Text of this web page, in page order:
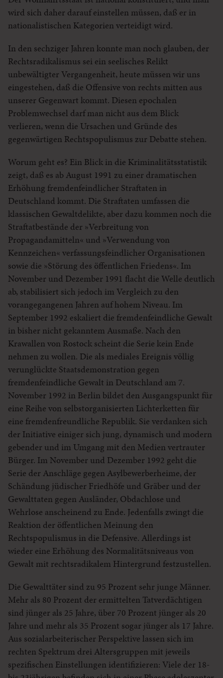
wird sich daher darauf einstellen müssen, daß er in
nationalistischen Kategorien verteidigt wird.
In den sechziger Jahren konnte man noch glauben, der
Rechtsradikalismus sei ein seelisches Relikt
unbewältigter Vergangenheit, heute müssen wir uns
eingestehen, daß die Offensive von rechts mitten aus
unserer Gegenwart kommt. Diesen epochalen
Problemwechsel darf man nicht aus dem Blick
verlieren, wenn die Ursachen und Gründe des
gegenwärtigen Rechtspopulismus zur Debatte stehen.
Worum geht es? Ein Blick in die Kriminalitätsstatistik
zeigt, daß es ab August 1991 zu einer dramatischen
Erhöhung fremdenfeindlicher Straftaten in
Deutschland kommt. Die Straftaten umfassen die
klassischen Gewaltdelikte, aber dazu kommen noch die
Straftatbestände der »Verbreitung von
Propagandamitteln« und »Verwendung von
Kennzeichen« verfassungsfeindlicher Organisationen
sowie die »Störung des öffentlichen Friedens«. Im
November und Dezember 1991 flacht die Welle deutlich
ab, stabilisiert sich jedoch im Vergleich zu den
vorangegangenen Jahren auf hohem Niveau. Im
September 1992 eskaliert die fremdenfeindliche Gewalt
in bisher nicht gekanntem Ausmaße. Nach den
Krawallen von Rostock scheint die Serie kein Ende
nehmen zu wollen. Die als mediales Ereignis völlig
verunglückte Staatsdemonstration gegen
fremdenfeindliche Gewalt in Deutschland am 7.
November 1992 in Berlin bildet den Ausgangspunkt für
eine Reihe von selbstorganisierten Lichterketten für
eine fremdenfreundliche Republik. Sie verdanken sich
der Initiative einiger sich jung, dynamisch und modern
gebender und im Umgang mit den Medien vertrauter
Bürger. Im November und Dezember 1992 geht die
Serie der Anschläge gegen Asylbewerberheime, der
Schändung jüdischer Friedhöfe und Gräber und der
Gewalttaten gegen Ausländer, Obdachlose und
Wehrlose anscheinend zu Ende. Jedenfalls zwingt die
Reaktion der öffentlichen Meinung den
Rechtspopulismus in die Defensive. Allerdings ist
wieder eine Erhöhung des Normalitätsniveaus von
Gewalt mit rechtsradikalem Hintergrund festzustellen.
Die Gewalttäter sind zu 95 Prozent sehr junge Männer.
Mehr als 80 Prozent der ermittelten Tatverdächtigen
sind jünger als 25 Jahre, über 70 Prozent jünger als 20
Jahre und mehr als 35 Prozent sogar jünger als 17 Jahre.
Aus sozialarbeiterischer Perspektive lassen sich im
rechten Spektrum drei Altersgruppen mit jeweils
spezifischen Einstellungen identifizieren: Viele der 18-